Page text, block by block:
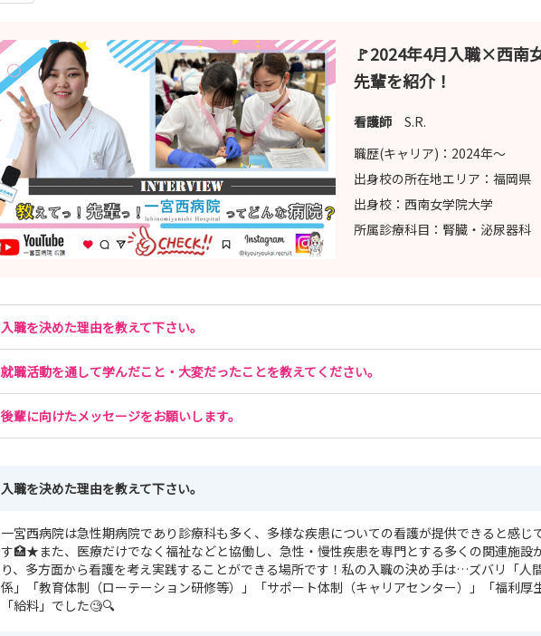
🚩2024年4月入職×西南
先輩を紹介！
看護師 S.R.
職歴(キャリア)： 2024年〜
出身校の所在地エリア： 福岡県
出身校： 西南女学院大学
所属診療科目： 腎臓・泌尿器科
入職を決めた理由を教えて下さい。
就職活動を通して学んだこと・大変だったことを教えてください。
後輩に向けたメッセージをお願いします。
入職を決めた理由を教えて下さい。
一宮西病院は急性期病院であり診療科も多く、多様な疾患についての看護が提供できると感じ
す🏥★また、医療だけでなく福祉などと協働し、急性・慢性疾患を専門とする多くの関連施設
り、多方面から看護を考え実践することができる場所です！私の入職の決め手は…ズバリ「人
係」「教育体制（ローテーション研修等）」「サポート体制（キャリアセンター）」「福利厚生
「給料」でした🧐🔍